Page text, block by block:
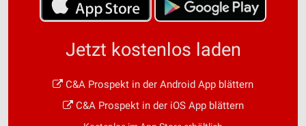
Jetzt kostenlos laden
C&A Prospekt in der Android App blättern
C&A Prospekt in der iOS App blättern